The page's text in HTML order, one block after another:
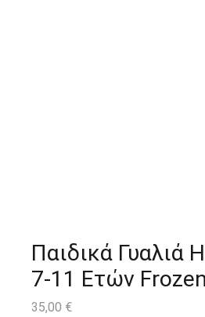
Παιδικά Γυαλιά
7-11 Ετών
35,00 €